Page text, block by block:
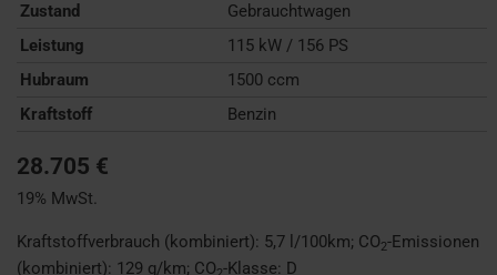
Zustand
Gebrauchtwagen
Leistung
115 kW / 156 PS
Hubraum
1500 ccm
Kraftstoff
Benzin
28.705 €
19% MwSt.
Kraftstoffverbrauch (kombiniert): 5,7 l/100km; CO2-Emissionen
(kombiniert): 129 g/km; CO -Klasse: D